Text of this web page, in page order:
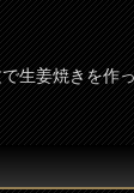
生姜焼きを作